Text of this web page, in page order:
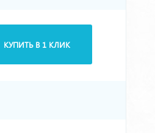
КУПИТЬ В 1 КЛИК